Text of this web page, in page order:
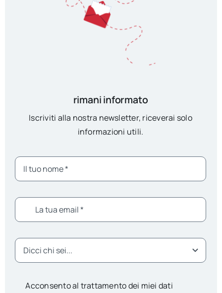
rimani informato
Iscriviti alla nostra newsletter, riceverai solo
informazioni utili.
Acconsento al trattamento dei miei dati